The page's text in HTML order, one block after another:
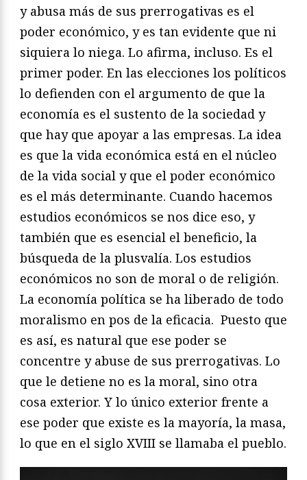
y abusa más de sus prerrogativas es el
poder económico, y es tan evidente que ni
siquiera lo niega. Lo afirma, incluso. Es el
primer poder. En las elecciones los políticos
lo defienden con el argumento de que la
economía es el sustento de la sociedad y
que hay que apoyar a las empresas. La idea
es que la vida económica está en el núcleo
de la vida social y que el poder económico
es el más determinante. Cuando hacemos
estudios económicos se nos dice eso, y
también que es esencial el beneficio, la
búsqueda de la plusvalía. Los estudios
económicos no son de moral o de religión.
La economía política se ha liberado de todo
moralismo en pos de la eficacia. Puesto que
es así, es natural que ese poder se
concentre y abuse de sus prerrogativas. Lo
que le detiene no es la moral, sino otra
cosa exterior. Y lo único exterior frente a
ese poder que existe es la mayoría, la masa,
lo que en el siglo XVIII se llamaba el pueblo.